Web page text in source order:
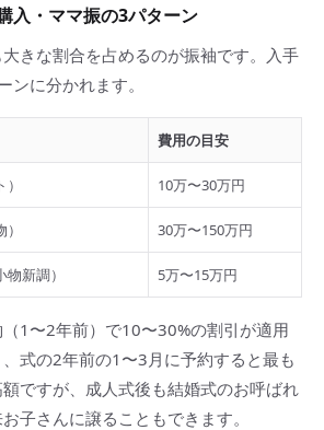
入・ママ振の3パターン
きな割合を占めるのが振袖です。入手
ンに分かれます。
費用の目安
10万〜30万円
30万〜150万円
新調） 5万〜15万円
1〜2年前）で10〜30%の割引が適用
式の2年前の1〜3月に予約すると最も
額ですが、成人式後も結婚式のお呼ばれ
子さんに譲ることもできます。